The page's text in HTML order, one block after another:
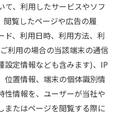
て、利用したサービスやソフ
閲覧したページや広告の履
ド、利用日時、利用方法、利
利用の場合の当該端末の通信
設定情報なども含みます)、IP
位置情報、端末の個体識別情
性情報を、ユーザーが当社や
またはページを閲覧する際に